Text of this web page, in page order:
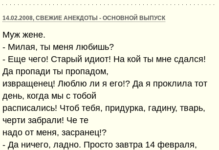
14.02.2008, СВЕЖИЕ АНЕКДОТЫ - ОСНОВНОЙ ВЫПУСК
Муж жене.
- Милая, ты меня любишь?
- Еще чего! Старый идиот! На кой ты мне сдался!
Да пропади ты пропадом,
извращенец! Люблю ли я его!? Да я проклила тот
день, когда мы с тобой
расписались! Чтоб тебя, придурка, гадину, тварь,
черти забрали! Че те
надо от меня, засранец!?
- Да ничего, ладно. Просто завтра 14 февраля,